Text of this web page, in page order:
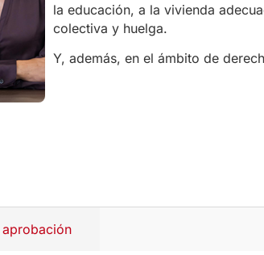
la educación, a la vivienda
colectiva y huelga.
Y, además, en el ámbito de
aprobación